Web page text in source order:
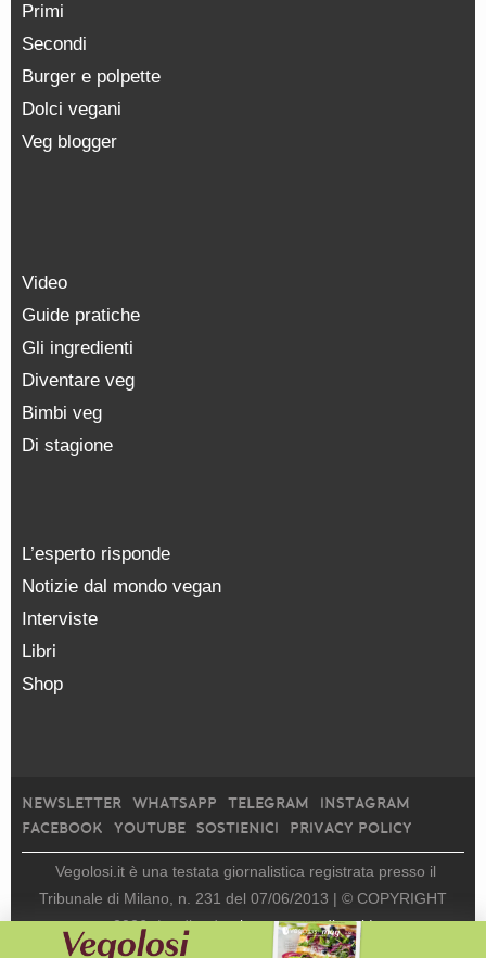
Primi
Secondi
Burger e polpette
Dolci vegani
Veg blogger
Video
Guide pratiche
Gli ingredienti
Diventare veg
Bimbi veg
Di stagione
L’esperto risponde
Notizie dal mondo vegan
Interviste
Libri
Shop
NEWSLETTER WHATSAPP TELEGRAM
INSTAGRAM
FACEBOOK
YOUTUBE SOSTIENICI PRIVACY POLICY
Vegolosi.it è una testata giornalistica registrata presso il
Tribunale di Milano, n. 231 del 07/06/2013 | © COPYRIGHT
2026 | edito da viceversa media srl |